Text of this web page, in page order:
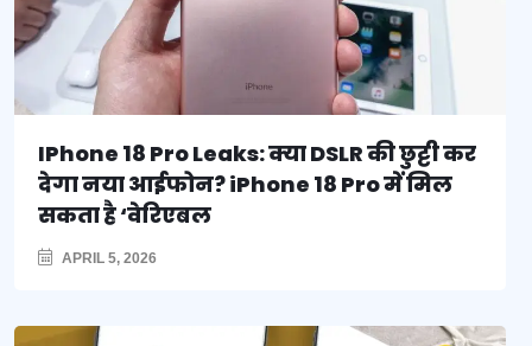
IPhone 18 Pro Leaks: क्या DSLR की छुट्टी कर
देगा नया आईफोन? iPhone 18 Pro में मिल
सकता है ‘वेरिएबल
APRIL 5, 2026